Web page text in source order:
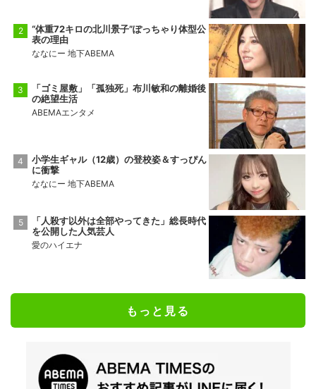
“体重72キロの北川景子”ぽっちゃり体型公
表の理由
ななにー 地下ABEMA
「ゴミ屋敷」「孤独死」布川敏和の離婚後
の絶望生活
ABEMAエンタメ
小学生ギャル（12歳）の登校姿＆すっぴん
に衝撃
ななにー 地下ABEMA
「人殺す以外は全部やってきた」総長時代
を公開した人気芸人
愛のハイエナ
もっと見る